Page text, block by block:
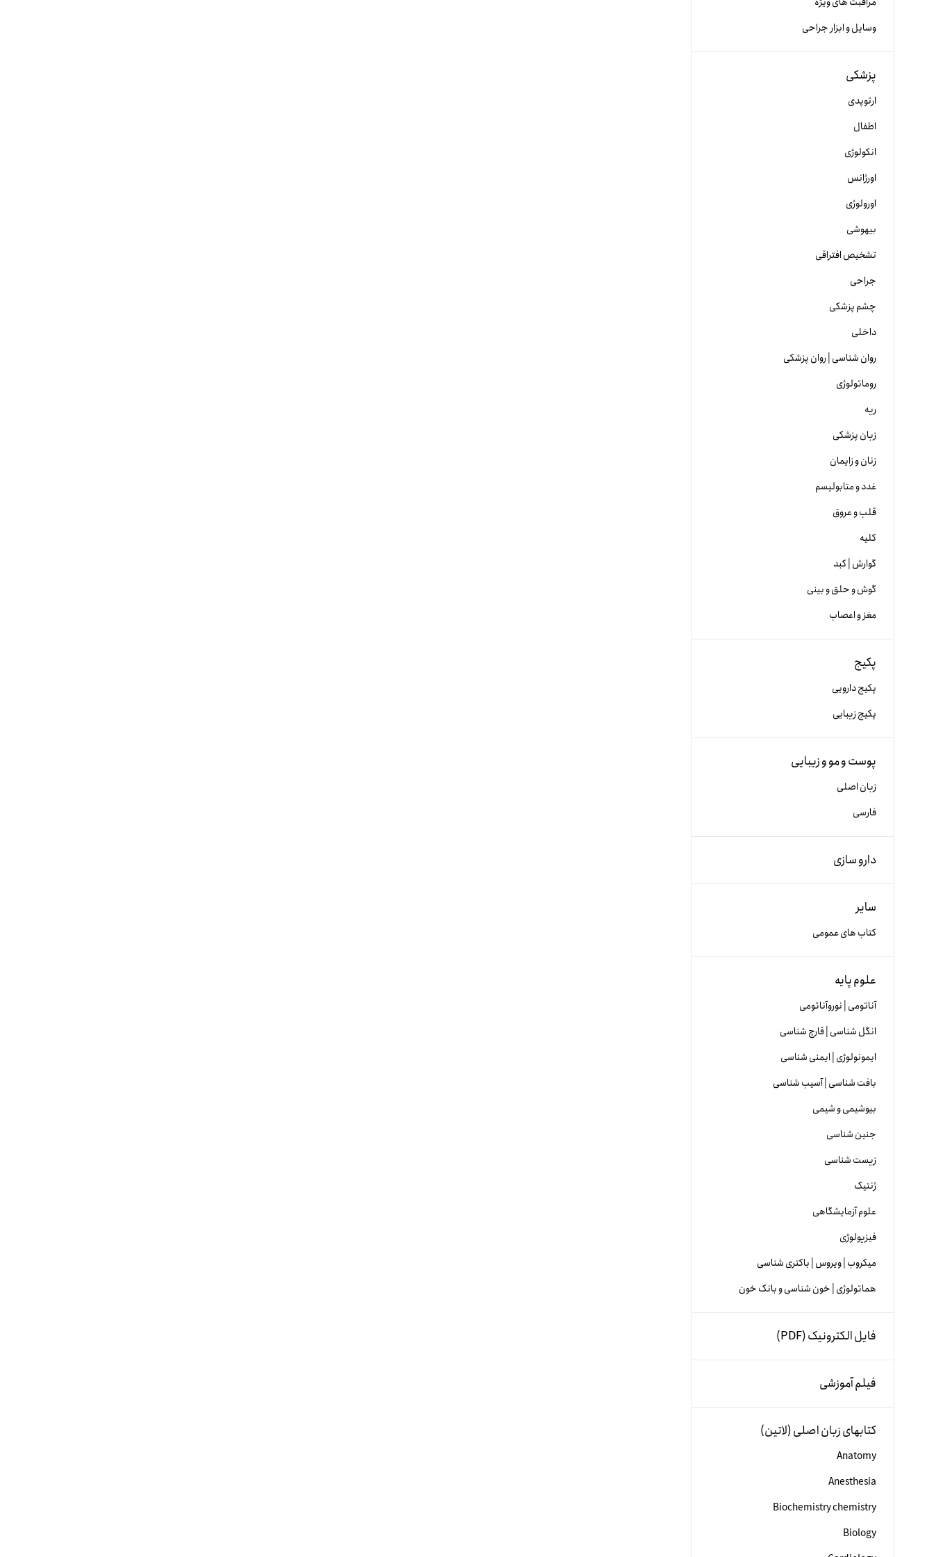
وسایل و ابزار جراحی
پزشکی
ارتوپدی
اطفال
انکولوژی
اورژانس
اورولوژی
بیهوشی
تشخیص افتراقی
جراحی
چشم پزشکی
داخلی
روان شناسی | روان پزشکی
روماتولوژی
ریه
زبان پزشکی
زنان و زایمان
غدد و متابولیسم
قلب و عروق
کلیه
گوارش | کبد
گوش و حلق و بینی
مغز و اعصاب
پکیج
پکیج دارویی
پکیج زیبایی
پوست و مو و زیبایی
زبان اصلی
فارسی
دارو سازی
سایر
کتاب های عمومی
علوم پایه
آناتومی | نوروآناتومی
انگل شناسی | قارچ شناسی
ایمونولوژی | ایمنی شناسی
بافت شناسی | آسیب شناسی
بیوشیمی و شیمی
جنین شناسی
زیست شناسی
ژنتیک
علوم آزمایشگاهی
فیزیولوژی
میکروب | ویروس | باکتری شناسی
هماتولوژی | خون شناسی و بانک خون
فایل الکترونیک (PDF)
فیلم آموزشی
کتابهای زبان اصلی (لاتین)
Anatomy
Anesthesia
Biochemistry chemistry
Biology